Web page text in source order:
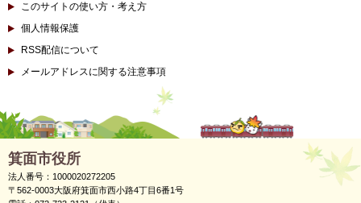
このサイトの使い方・考え方
個人情報保護
RSS配信について
メールアドレスに関する注意事項
箕面市役所
法人番号：1000020272205
〒562-0003大阪府箕面市西小路4丁目6番1号